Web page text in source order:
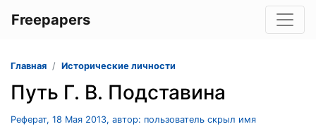
Freepapers
Главная Исторические личности
Путь Г. В. Подставина
Реферат, 18 Мая 2013, автор: пользователь скрыл имя